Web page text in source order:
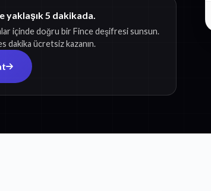
yaklaşık 5 dakikada.
içinde doğru bir Fince deşifresi sunsun.
dakika ücretsiz kazanın.